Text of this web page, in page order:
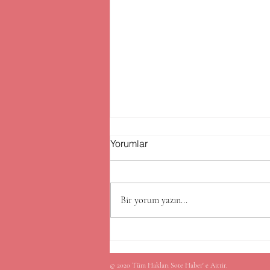
BASIN AÇIKLAMASI
Yorumlar
Bir yorum yazın...
© 2020 Tüm Hakları Sote Haber' e Aittir.